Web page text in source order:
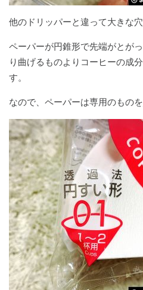
他のドリッパーと違って大きな穴
ペーパーが円錐形で先端がとが
り曲げるものよりコーヒーの成
す。
なので、ペーパーは専用のもの